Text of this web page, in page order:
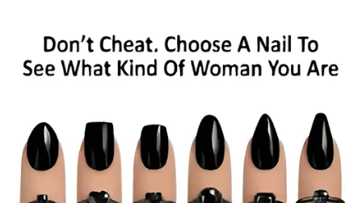
Mnogo toga što je delovalo blokirano počinje da se
poslovni pregovori mogu krenuti u pozitivnom smeru, a
pojedine Škorpije dobiće priliku koja se ne propušta.
Kada su igre na sreću u pitanju, Škorpije će imati
neobično izraženu intuiciju. Njihova sposobnost da osete